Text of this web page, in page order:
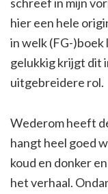
hier een hele
in welk (FG-
gelukkig krijgt dit
uitgebreidere rol.
Wederom heeft
hangt heel goed
koud en donker
het verhaal.